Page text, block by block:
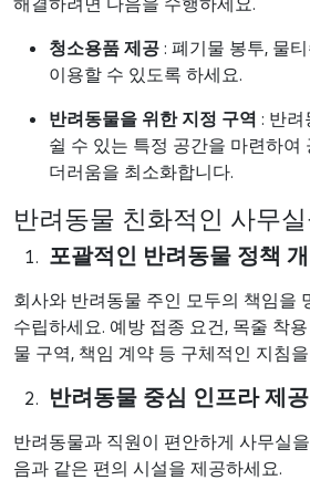
청소용품 제공 : 폐기물 봉투, 물
이용할 수 있도록 하세요.
반려동물을 위한 지정 구역 : 반려
쉴 수 있는 특정 공간을 마련하여
더러움을 최소화합니다.
반려동물 친화적인 사무
포괄적인 반려동물 정책
회사와 반려동물 주인 모두의 책임을
수립하세요. 예방 접종 요건, 목줄 착
물 구역, 책임 계약 등 구체적인 지침
반려동물 중심 인프라 제공
반려동물과 직원이 편안하게 사무실
음과 같은 편의 시설을 제공하세요.